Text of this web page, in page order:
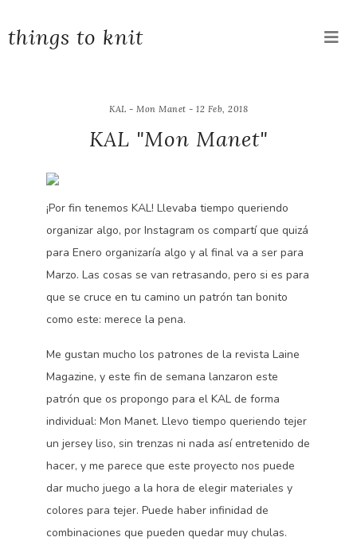
things to knit
KAL - Mon Manet - 12 Feb, 2018
KAL "Mon Manet"
¡Por fin tenemos KAL! Llevaba tiempo queriendo
organizar algo, por Instagram os compartí que quizá
para Enero organizaría algo y al final va a ser para
Marzo. Las cosas se van retrasando, pero si es para
que se cruce en tu camino un patrón tan bonito
como este: merece la pena.
Me gustan mucho los patrones de la revista Laine
Magazine, y este fin de semana lanzaron este
patrón que os propongo para el KAL de forma
individual: Mon Manet. Llevo tiempo queriendo tejer
un jersey liso, sin trenzas ni nada así entretenido de
hacer, y me parece que este proyecto nos puede
dar mucho juego a la hora de elegir materiales y
colores para tejer. Puede haber infinidad de
combinaciones que pueden quedar muy chulas.